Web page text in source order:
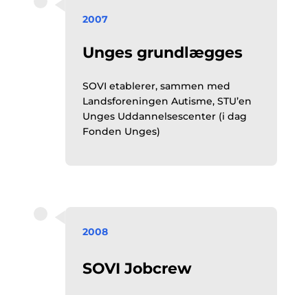
2007
Unges grundlægges
SOVI etablerer, sammen med
Landsforeningen Autisme, STU’en
Unges Uddannelsescenter (i dag
Fonden Unges)
2008
SOVI Jobcrew